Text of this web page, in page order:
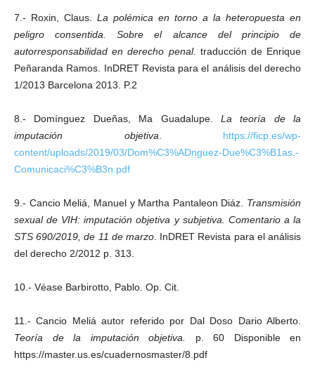
7.- Roxin, Claus. La polémica en torno a la heteropuesta en
peligro consentida. Sobre el alcance del principio de
autorresponsabilidad en derecho penal. traducción de Enrique
Peñaranda Ramos. InDRET Revista para el análisis del derecho
1/2013 Barcelona 2013. P.2
8.- Domínguez Dueñas, Ma Guadalupe. La teoría de la
imputación objetiva
https://ficp.es/wp-
content/uploads/2019/03/Dom%C3%ADnguez-Due%C3%B1as.-
Comunicaci%C3%B3n.pdf
9.- Cancio Meliá, Manuel y Martha Pantaleon Diáz. Transmisión
sexual de VIH: imputación objetiva y subjetiva. Comentario a la
STS 690/2019, de 11 de marzo . InDRET Revista para el análisis
del derecho 2/2012 p. 313.
10.- Véase Barbirotto, Pablo. Op. Cit.
11.- Cancio Meliá autor referido por Dal Doso Dario Alberto.
Teoría de la imputación objetiva.
p. 60 Disponible en
https://master.us.es/cuadernosmaster/8.pdf